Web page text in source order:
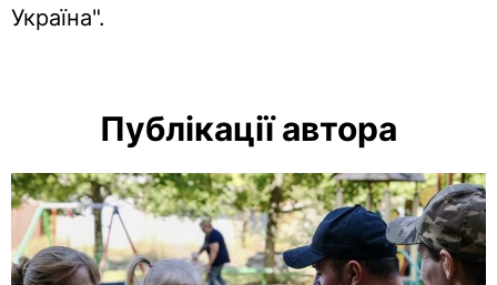
Україна".
Публікації автора